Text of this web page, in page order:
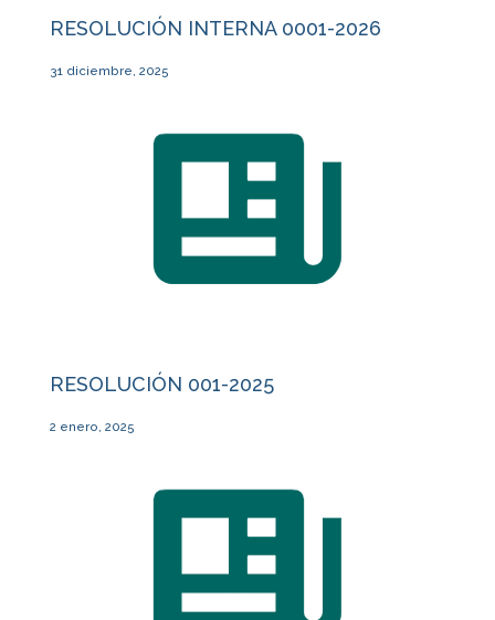
RESOLUCIÓN INTERNA 0001-2026
31 diciembre, 2025
RESOLUCIÓN 001-2025
2 enero, 2025